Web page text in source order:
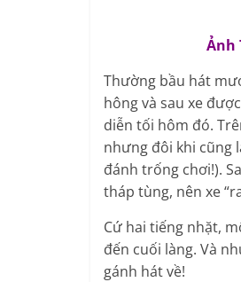
Ảnh
Thường bầu hát
hông và sau xe
diễn tối hôm đó.
nhưng đôi khi cũng
đánh trống chơi!).
tháp tùng, nên xe
Cứ hai tiếng nhặt,
đến cuối làng. Và
gánh hát về!